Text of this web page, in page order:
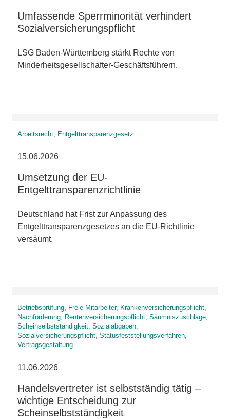
Umfassende Sperrminorität verhindert
Sozialversicherungspflicht
LSG Baden-Württemberg stärkt Rechte von
Minderheitsgesellschafter-Geschäftsführern.
Arbeitsrecht, Entgelttransparenzgesetz
15.06.2026
Umsetzung der EU-
Entgelttransparenzrichtlinie
Deutschland hat Frist zur Anpassung des
Entgelttransparenzgesetzes an die EU-Richtlinie
versäumt.
Betriebsprüfung, Freie Mitarbeiter, Krankenversicherungspflicht,
Nachforderung, Rentenversicherungspflicht, Säumniszuschläge,
Scheinselbstständigkeit, Sozialabgaben,
Sozialversicherungspflicht, Statusfeststellungsverfahren,
Vertragsgestaltung
11.06.2026
Handelsvertreter ist selbstständig tätig –
wichtige Entscheidung zur
Scheinselbstständigkeit